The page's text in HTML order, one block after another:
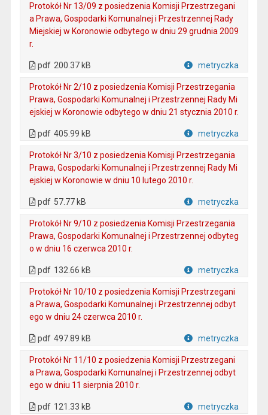
Protokół Nr 13/09 z posiedzenia Komisji Przestrzegani
a Prawa, Gospodarki Komunalnej i Przestrzennej Rady
Miejskiej w Koronowie odbytego w dniu 29 grudnia 2009
r.
pdf 200.37 kB metryczka
Protokół Nr 2/10 z posiedzenia Komisji Przestrzegania
Prawa, Gospodarki Komunalnej i Przestrzennej Rady Mi
ejskiej w Koronowie odbytego w dniu 21 stycznia 2010 r.
pdf 405.99 kB metryczka
Protokół Nr 3/10 z posiedzenia Komisji Przestrzegania
Prawa, Gospodarki Komunalnej i Przestrzennej Rady Mi
ejskiej w Koronowie w dniu 10 lutego 2010 r.
pdf 57.77 kB metryczka
Protokół Nr 9/10 z posiedzenia Komisji Przestrzegania
Prawa, Gospodarki Komunalnej i Przestrzennej odbyteg
o w dniu 16 czerwca 2010 r.
pdf 132.66 kB metryczka
Protokół Nr 10/10 z posiedzenia Komisji Przestrzegani
a Prawa, Gospodarki Komunalnej i Przestrzennej odbyt
ego w dniu 24 czerwca 2010 r.
pdf 497.89 kB metryczka
Protokół Nr 11/10 z posiedzenia Komisji Przestrzegani
a Prawa, Gospodarki Komunalnej i Przestrzennej odbyt
ego w dniu 11 sierpnia 2010 r.
pdf 121.33 kB metryczka